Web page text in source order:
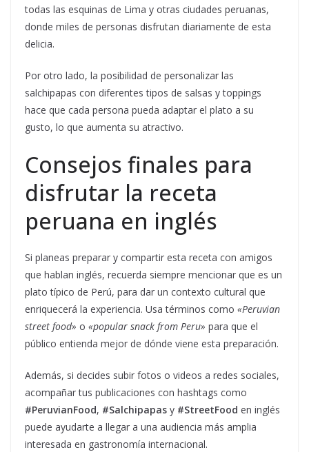
todas las esquinas de Lima y otras ciudades peruanas,
donde miles de personas disfrutan diariamente de esta
delicia.
Por otro lado, la posibilidad de personalizar las
salchipapas con diferentes tipos de salsas y toppings
hace que cada persona pueda adaptar el plato a su
gusto, lo que aumenta su atractivo.
Consejos finales para
disfrutar la receta
peruana en inglés
Si planeas preparar y compartir esta receta con amigos
que hablan inglés, recuerda siempre mencionar que es un
plato típico de Perú, para dar un contexto cultural que
enriquecerá la experiencia. Usa términos como «Peruvian
street food» o «popular snack from Peru» para que el
público entienda mejor de dónde viene esta preparación.
Además, si decides subir fotos o videos a redes sociales,
acompañar tus publicaciones con hashtags como
#PeruvianFood, #Salchipapas y #StreetFood en inglés
puede ayudarte a llegar a una audiencia más amplia
interesada en gastronomía internacional.